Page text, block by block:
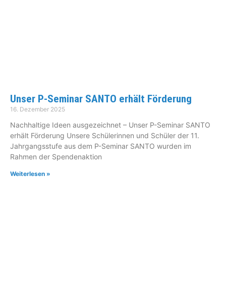
Unser P-Seminar SANTO erhält Förderung
16. Dezember 2025
Nachhaltige Ideen ausgezeichnet – Unser P-Seminar SANTO
erhält Förderung Unsere Schülerinnen und Schüler der 11.
Jahrgangsstufe aus dem P-Seminar SANTO wurden im
Rahmen der Spendenaktion
Weiterlesen »